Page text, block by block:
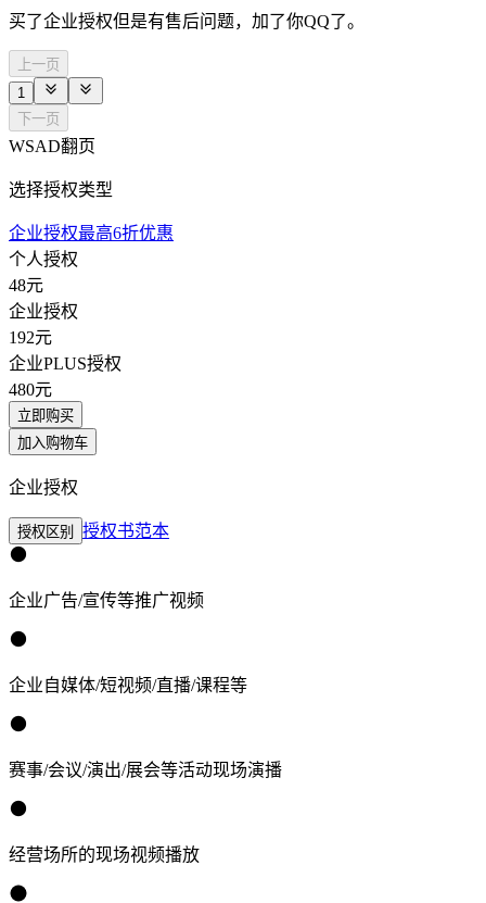
买了企业授权但是有售后问题，加了你QQ了。
上一页
1
下一页
WSAD翻页
选择授权类型
企业授权最高6折优惠
个人授权
48元
企业授权
192元
企业PLUS授权
480元
立即购买
加入购物车
企业授权
授权区别 授权书范本
企业广告/宣传等推广视频
企业自媒体/短视频/直播/课程等
赛事/会议/演出/展会等活动现场演播
经营场所的现场视频播放